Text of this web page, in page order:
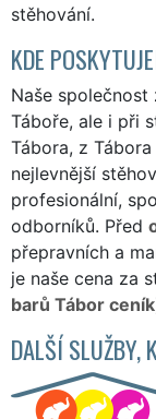
stěhování.
KDE
Naše
Táboře, ale i při
Tábora, z
nejlevnější
profesionální,
odborníků. Před
přepravních a
je naše cena za
barů Tábor ceník
DALŠÍ SLUŽBY,